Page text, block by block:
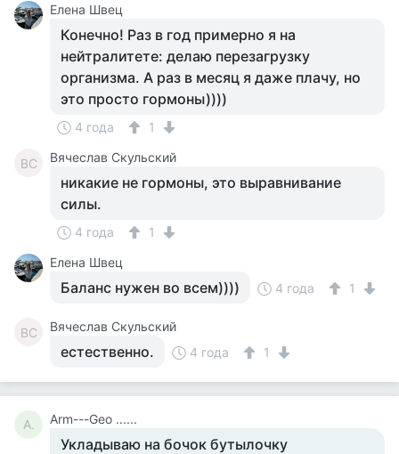
Елена Швец
Конечно! Раз в год примерно я на
нейтралитете: делаю перезагрузку
организма. А раз в месяц я даже плачу, но
это просто гормоны))))
4 года 1
ВС Вячеслав Скульский
никакие не гормоны, это выравнивание
силы.
4 года
1
Елена Швец
Баланс нужен во всем)))) 4 года 1
ВС Вячеслав Скульский
естественно. 4 года 1
A. Arm---Geo ......
Укладываю на бочок бутылочку